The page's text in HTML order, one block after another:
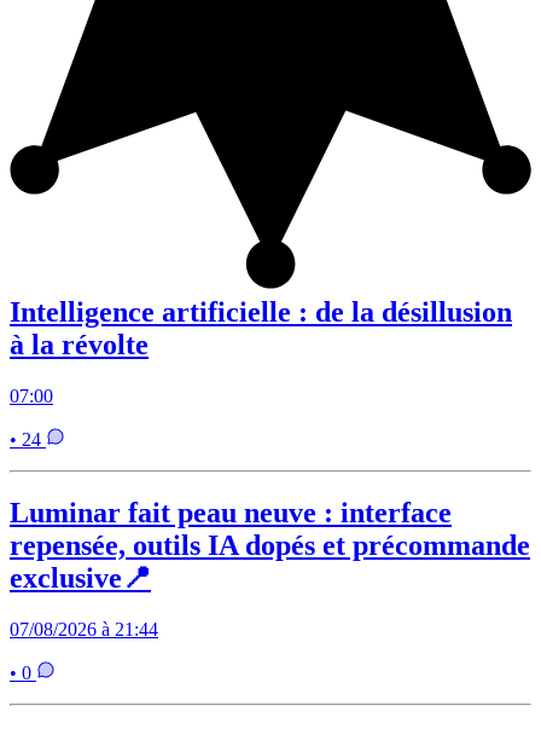
Intelligence artificielle : de la désillusion
à la révolte
07:00
• 24
Luminar fait peau neuve : interface
repensée, outils IA dopés et précommande
exclusive📍
07/08/2026 à 21:44
• 0